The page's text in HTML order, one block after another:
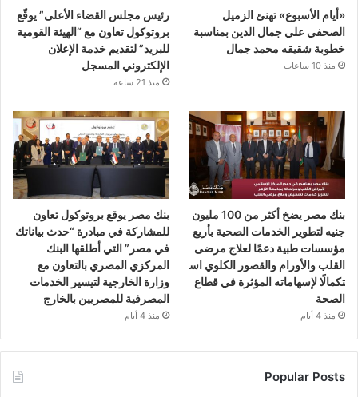
«أيام الأسبوع» تهنئ الزميل
الصحفي علي جمال الدين بمناسبة
خطوبة شقيقه محمد جمال
منذ 10 ساعات
رئيس مجلس القضاء الأعلى” يوقّع
بروتوكول تعاون مع “الهيئة القومية
للبريد” لتقديم خدمة الإعلان
الإلكتروني المسجل
منذ 21 ساعة
بنك مصر يضخ أكثر من 100 مليون
جنيه لتطوير الخدمات الصحية بأربع
مؤسسات طبية دعمًا لعلاج مرضى
القلب والأورام والقصور الكلوي اس
تكمالًا لإسهاماته المؤثرة في قطاع
الصحة
منذ 4 أيام
بنك مصر يوقع بروتوكول تعاون
للمشاركة في مبادرة “حدث بياناتك
في مصر” التي أطلقها البنك
المركزي المصري بالتعاون مع
وزارة الخارجية لتيسير الخدمات
المصرفية للمصريين بالخارج
منذ 4 أيام
Popular Posts